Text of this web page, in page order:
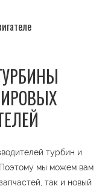
турбин и
Поэтому мы можем вам
так и новый